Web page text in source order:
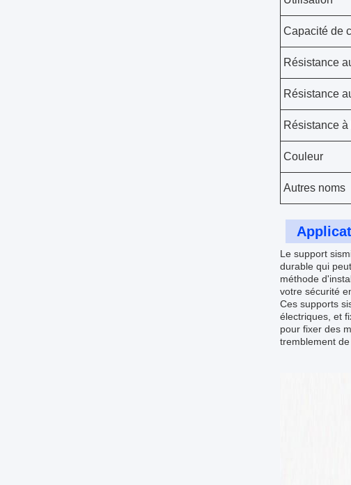
Capacité de
Résistance
Résistance
Résistance
Couleur
Autres noms
Le support
durable qui
méthode
votre sécurité
Ces supports
électriques, et
pour fixer des
tremblement de